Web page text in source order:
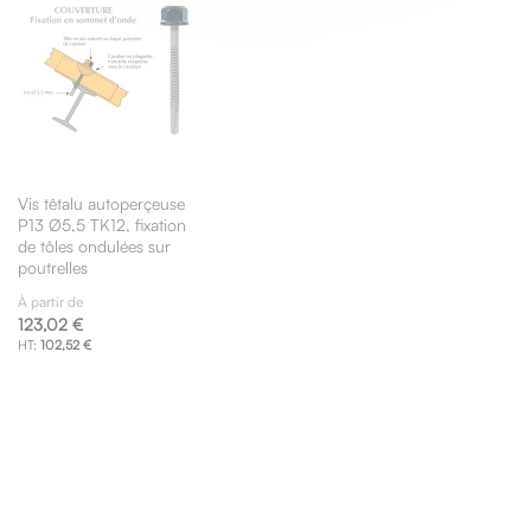
Vis têtalu autoperçeuse
P13 Ø5,5 TK12, fixation
de tôles ondulées sur
poutrelles
À partir de
123,02 €
102,52 €